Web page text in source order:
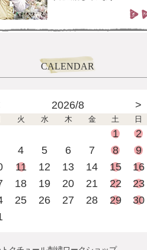
CALENDAR
2026/8 >
火 水 木 金 土 日
1
2
4 5 6 7 8
9
11 12 13 14 15
16
18 19 20 21 22
23
25 26 27 28 29
30